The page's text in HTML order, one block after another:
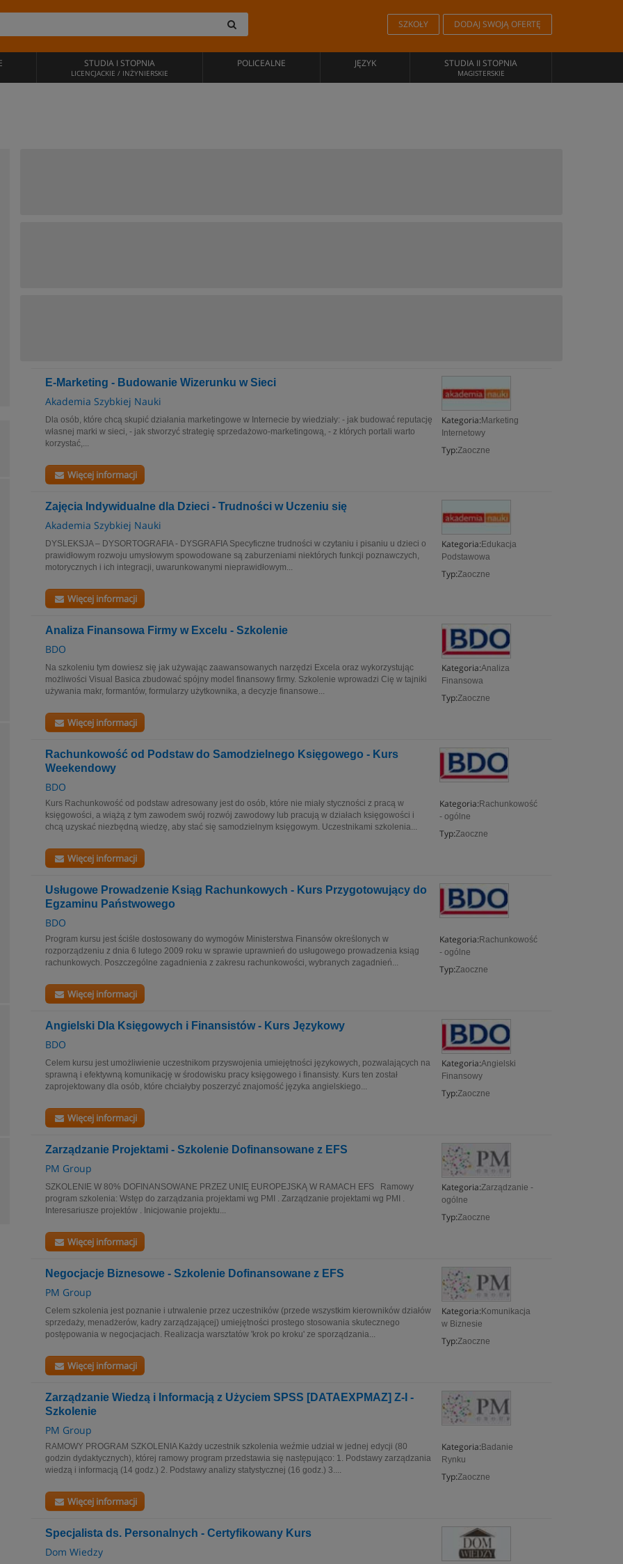
SZKOŁY DODAJ SWOJĄ OFERTĘ
STUDIA I STOPNIA
LICENCJACKIE / INŻYNIERSKIE
POLICEALNE JĘZYK STUDIA II STOPNIA
MAGISTERSKIE
E-Marketing - Budowanie Wizerunku w Sieci
Akademia Szybkiej Nauki
Kategoria: Marketing
Internetowy
Typ:Zaoczne
Dla osób, które chcą skupić działania marketingowe w Internecie by wiedziały: - jak budować reputację
własnej marki w sieci, - jak stworzyć strategię sprzedażowo-marketingową, - z których portali warto
korzystać,...
Więcej informacji
Zajęcia Indywidualne dla Dzieci - Trudności w Uczeniu się
Akademia Szybkiej Nauki
Kategoria: Edukacja
Podstawowa
Typ:Zaoczne
DYSLEKSJA – DYSORTOGRAFIA - DYSGRAFIA Specyficzne trudności w czytaniu i pisaniu u dzieci o
prawidłowym rozwoju umysłowym spowodowane są zaburzeniami niektórych funkcji poznawczych,
motorycznych i ich integracji, uwarunkowanymi nieprawidłowym...
Więcej informacji
Analiza Finansowa Firmy w Excelu - Szkolenie
BDO
Kategoria:Analiza
Finansowa
Typ:Zaoczne
Na szkoleniu tym dowiesz się jak używając zaawansowanych narzędzi Excela oraz wykorzystując
możliwości Visual Basica zbudować spójny model finansowy firmy. Szkolenie wprowadzi Cię w tajniki
używania makr, formantów, formularzy użytkownika, a decyzje finansowe...
Więcej informacji
Rachunkowość od Podstaw do Samodzielnego Księgowego - Kurs
Weekendowy
BDO
Kategoria: Rachunkowość
- ogólne
Typ:Zaoczne
Kurs Rachunkowość od podstaw adresowany jest do osób, które nie miały styczności z pracą w
księgowości, a wiążą z tym zawodem swój rozwój zawodowy lub pracują w działach księgowości i
chcą uzyskać niezbędną wiedzę, aby stać się samodzielnym księgowym. Uczestnikami szkolenia...
Więcej informacji
Usługowe Prowadzenie Ksiąg Rachunkowych - Kurs Przygotowujący do
Egzaminu Państwowego
BDO
Kategoria: Rachunkowość
- ogólne
Typ:Zaoczne
Program kursu jest ściśle dostosowany do wymogów Ministerstwa Finansów określonych w
rozporządzeniu z dnia 6 lutego 2009 roku w sprawie uprawnień do usługowego prowadzenia ksiąg
rachunkowych. Poszczególne zagadnienia z zakresu rachunkowości, wybranych zagadnień...
Więcej informacji
Angielski Dla Księgowych i Finansistów - Kurs Językowy
BDO
Kategoria:Angielski
Finansowy
Typ:Zaoczne
Celem kursu jest umożliwienie uczestnikom przyswojenia umiejętności językowych, pozwalających na
sprawną i efektywną komunikację w środowisku pracy księgowego i finansisty. Kurs ten został
zaprojektowany dla osób, które chciałyby poszerzyć znajomość języka angielskiego...
Więcej informacji
Zarządzanie Projektami - Szkolenie Dofinansowane z EFS
PM Group
Kategoria:Zarządzanie -
ogólne
Typ:Zaoczne
SZKOLENIE W 80% DOFINANSOWANE PRZEZ UNIĘ EUROPEJSKĄ W RAMACH EFS Ramowy
program szkolenia: Wstęp do zarządzania projektami wg PMI . Zarządzanie projektami wg PMI .
Interesariusze projektów . Inicjowanie projektu...
Więcej informacji
Negocjacje Biznesowe - Szkolenie Dofinansowane z EFS
PM Group
Kategoria: Komunikacja
w Biznesie
Typ:Zaoczne
Celem szkolenia jest poznanie i utrwalenie przez uczestników (przede wszystkim kierowników działów
sprzedaży, menadżerów, kadry zarządzającej) umiejętności prostego stosowania skutecznego
postępowania w negocjacjach. Realizacja warsztatów 'krok po kroku' ze sporządzania...
Więcej informacji
Zarządzanie Wiedzą i Informacją z Użyciem SPSS [DATAEXPMAZ] Z-I -
Szkolenie
PM Group
Kategoria: Badanie
Rynku
Typ:Zaoczne
RAMOWY PROGRAM SZKOLENIA Każdy uczestnik szkolenia weźmie udział w jednej edycji (80
godzin dydaktycznych), której ramowy program przedstawia się następująco: 1. Podstawy zarządzania
wiedzą i informacją (14 godz.) 2. Podstawy analizy statystycznej (16 godz.) 3....
Więcej informacji
Specjalista ds. Personalnych - Certyfikowany Kurs
Dom Wiedzy